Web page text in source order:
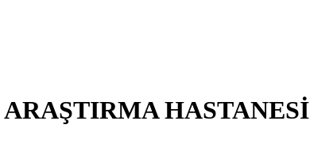
HASTANESİ